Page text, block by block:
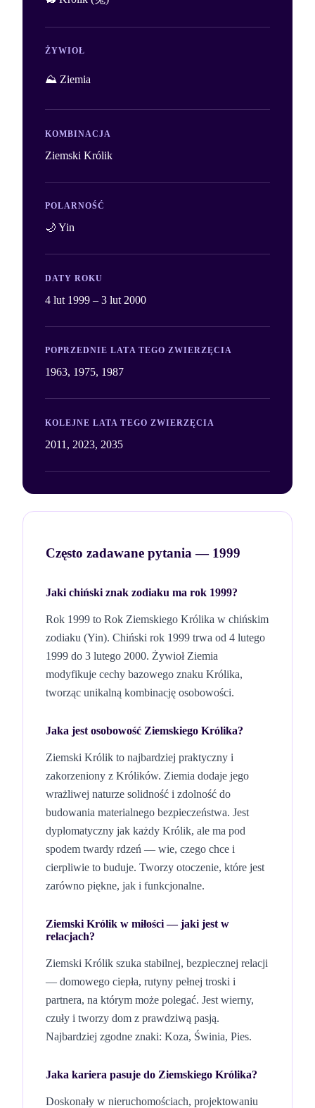
ŻYWIOŁ
⛰️ Ziemia
KOMBINACJA
Ziemski Królik
POLARNOŚĆ
🌙 Yin
DATY ROKU
4 lut 1999 – 3 lut 2000
POPRZEDNIE LATA TEGO ZWIERZĘCIA
1963, 1975, 1987
KOLEJNE LATA TEGO ZWIERZĘCIA
2011, 2023, 2035
Często zadawane pytania — 1999
Jaki chiński znak zodiaku ma rok 1999?
Rok 1999 to Rok Ziemskiego Królika w chińskim
zodiaku (Yin). Chiński rok 1999 trwa od 4 lutego
1999 do 3 lutego 2000. Żywioł Ziemia
modyfikuje cechy bazowego znaku Królika,
tworząc unikalną kombinację osobowości.
Jaka jest osobowość Ziemskiego Królika?
Ziemski Królik to najbardziej praktyczny i
zakorzeniony z Królików. Ziemia dodaje jego
wrażliwej naturze solidność i zdolność do
budowania materialnego bezpieczeństwa. Jest
dyplomatyczny jak każdy Królik, ale ma pod
spodem twardy rdzeń — wie, czego chce i
cierpliwie to buduje. Tworzy otoczenie, które jest
zarówno piękne, jak i funkcjonalne.
Ziemski Królik w miłości — jaki jest w
relacjach?
Ziemski Królik szuka stabilnej, bezpiecznej relacji
— domowego ciepła, rutyny pełnej troski i
partnera, na którym może polegać. Jest wierny,
czuły i tworzy dom z prawdziwą pasją.
Najbardziej zgodne znaki: Koza, Świnia, Pies.
Jaka kariera pasuje do Ziemskiego Królika?
Doskonały w nieruchomościach, projektowaniu